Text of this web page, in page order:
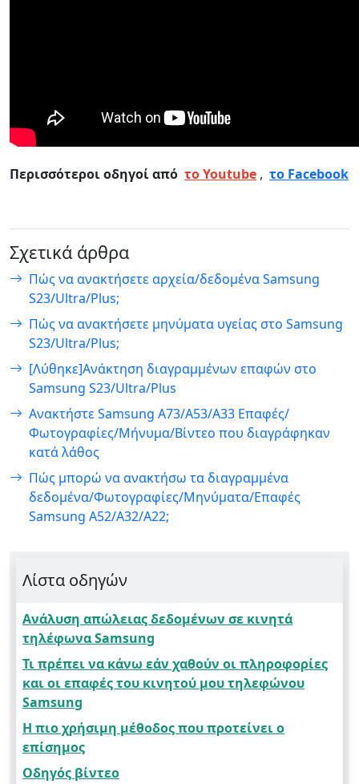
Λίστα οδηγών
Ανάλυση απώλειας δεδομένων σε κινητά
τηλέφωνα Samsung
Τι πρέπει να κάνω εάν χαθούν οι πληροφορίες
και οι επαφές του κινητού μου τηλεφώνου
Samsung
Η πιο χρήσιμη μέθοδος που προτείνει ο
επίσημος
Οδηγός βίντεο
Περισσότεροι οδηγοί από το Youtube , το Facebook
Σχετικά άρθρα
Πώς να ανακτήσετε αρχεία/δεδομένα Samsung
S23/Ultra/Plus;
Πώς να ανακτήσετε μηνύματα υγείας στο Samsung
S23/Ultra/Plus;
[Λύθηκε]Ανάκτηση διαγραμμένων επαφών στο
Samsung S23/Ultra/Plus
Ανακτήστε Samsung A73/A53/A33 Επαφές/
Φωτογραφίες/Μήνυμα/Βίντεο που διαγράφηκαν
κατά λάθος
Πώς μπορώ να ανακτήσω τα διαγραμμένα
δεδομένα/Φωτογραφίες/Μηνύματα/Επαφές
Samsung A52/A32/A22;